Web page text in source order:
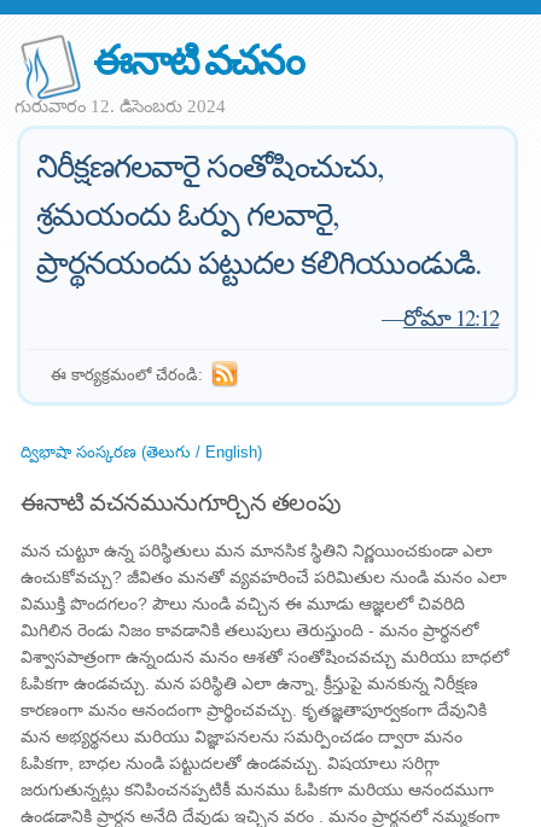
ఈనాటి వచనం
గురువారం 12. డిసెంబరు 2024
నిరీక్షణగలవారై సంతోషించుచు,
శ్రమయందు ఓర్పు గలవారై,
ప్రార్థనయందు పట్టుదల కలిగియుండుడి.
—రోమా 12:12
ఈ కార్యక్రమంలో చేరండి:
ద్విభాషా సంస్కరణ (తెలుగు / English)
ఈనాటి వచనమునుగూర్చిన తలంపు
మన చుట్టూ ఉన్న పరిస్థితులు మన మానసిక స్థితిని నిర్ణయించకుండా ఎలా
ఉంచుకోవచ్చు? జీవితం మనతో వ్యవహరించే పరిమితుల నుండి మనం ఎలా
విముక్తి పొందగలం? పౌలు నుండి వచ్చిన ఈ మూడు ఆజ్ఞలలో చివరిది
మిగిలిన రెండు నిజం కావడానికి తలుపులు తెరుస్తుంది - మనం ప్రార్థనలో
విశ్వాసపాత్రంగా ఉన్నందున మనం ఆశతో సంతోషించవచ్చు మరియు బాధలో
ఓపికగా ఉండవచ్చు. మన పరిస్థితి ఎలా ఉన్నా, క్రీస్తుపై మనకున్న నిరీక్షణ
కారణంగా మనం ఆనందంగా ప్రార్థించవచ్చు. కృతజ్ఞతాపూర్వకంగా దేవునికి
మన అభ్యర్థనలు మరియు విజ్ఞాపనలను సమర్పించడం ద్వారా మనం
ఓపికగా, బాధల నుండి పట్టుదలతో ఉండవచ్చు. విషయాలు సరిగ్గా
జరుగుతున్నట్లు కనిపించనప్పటికీ మనము ఓపికగా మరియు ఆనందముగా
ఉండడానికి ప్రార్ధన అనేది దేవుడు ఇచ్చిన వరం . మనం ప్రార్థనలో నమ్మకంగా